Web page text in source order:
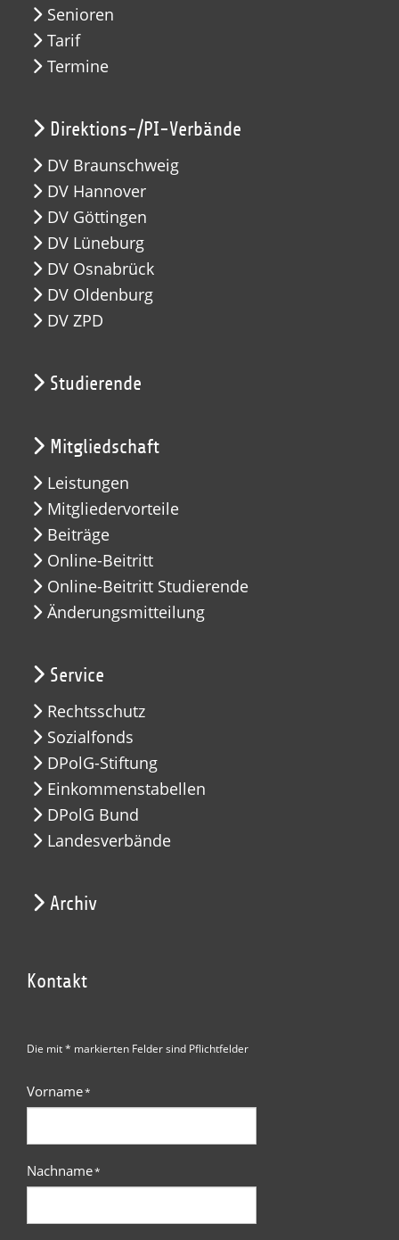
Senioren
Tarif
Termine
Direktions-/PI-Verbände
DV Braunschweig
DV Hannover
DV Göttingen
DV Lüneburg
DV Osnabrück
DV Oldenburg
DV ZPD
Studierende
Mitgliedschaft
Leistungen
Mitgliedervorteile
Beiträge
Online-Beitritt
Online-Beitritt Studierende
Änderungsmitteilung
Service
Rechtsschutz
Sozialfonds
DPolG-Stiftung
Einkommenstabellen
DPolG Bund
Landesverbände
Archiv
Kontakt
Die mit * markierten Felder sind Pflichtfelder
Vorname*
Nachname*